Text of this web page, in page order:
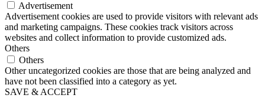
Advertisement
Advertisement cookies are used to provide visitors with relevant ads
and marketing campaigns. These cookies track visitors across
websites and collect information to provide customized ads.
Others
Others
Other uncategorized cookies are those that are being analyzed and
have not been classified into a category as yet.
SAVE & ACCEPT